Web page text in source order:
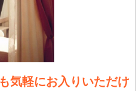
気軽にお入りいただけ